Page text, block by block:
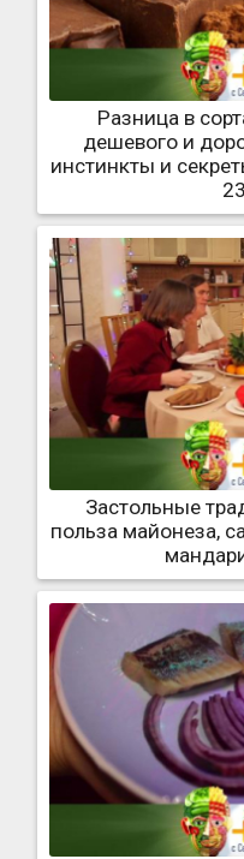
Разница в
дешевого и
инстинкты и
Застольные
польза майонеза,